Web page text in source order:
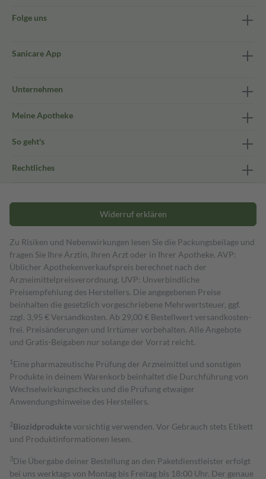
Folge uns
Sanicare App
Unternehmen
Meine Apotheke
So geht's
Rechtliches
Widerruf erklären
Zu Risiken und Nebenwirkungen lesen Sie die Packungsbeilage und
fragen Sie Ihre Ärztin, Ihren Arzt oder in Ihrer Apotheke. AVP:
Üblicher Apothekenverkaufspreis berechnet nach der
Arzneimittelpreisverordnung. UVP: Unverbindliche
Preisempfehlung des Herstellers. Die angegebenen Preise
beinhalten die gesetzlich vorgeschriebene Mehrwertsteuer, ggf.
zzgl. 3,95 € Versandkosten. Ab 29,00 € Bestell­wert versand­kosten­
frei. Preisänderungen und Irrtümer vorbehalten. Alle Angebote
und Gratis-Beigaben nur solange der Vorrat reicht.
1 Eine pharmazeutische Prüfung der Arzneimittel und sonstigen
Produkte in deinem Warenkorb beinhaltet die Durchführung von
Wechselwirkungschecks und die Prüfung etwaiger
Anwendungshinweise des Herstellers.
2Biozidproduktevorsichtig verwenden. Vor Gebrauch stets Etikett
und Produktinformationen lesen.
3Die Übergabe deiner Bestellung an den Paketdienstleister erfolgt
bei uns werktags von Montag bis Freitag bis 18:00 Uhr. Der genaue